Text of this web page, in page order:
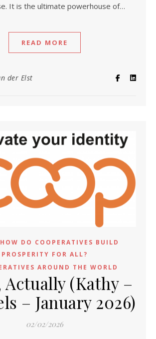
It is the ultimate powerhouse of…
READ MORE
der Elst
DO COOPERATIVES BUILD
PROSPERITY FOR ALL?
AROUND THE WORLD
Actually (Kathy –
– January 2026)
02/02/2026